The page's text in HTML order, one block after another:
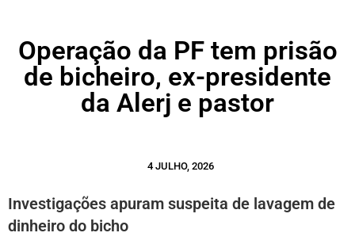
Operação da PF tem prisão
de bicheiro, ex-presidente
da Alerj e pastor
4 JULHO, 2026
Investigações apuram suspeita de lavagem de
dinheiro do bicho